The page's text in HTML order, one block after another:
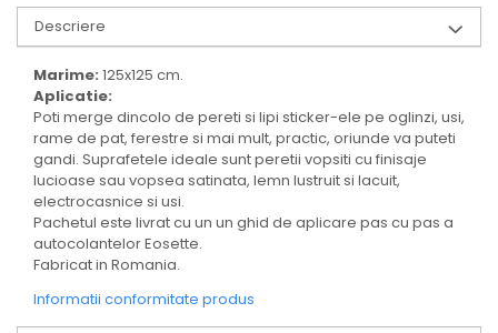
Descriere
Marime: 125x125 cm.
Aplicatie:
Poti merge dincolo de pereti si lipi sticker-ele pe oglinzi, usi,
rame de pat, ferestre si mai mult, practic, oriunde va puteti
gandi. Suprafetele ideale sunt peretii vopsiti cu finisaje
lucioase sau vopsea satinata, lemn lustruit si lacuit,
electrocasnice si usi.
Pachetul este livrat cu un un ghid de aplicare pas cu pas a
autocolantelor Eosette.
Fabricat in Romania.
Informatii conformitate produs